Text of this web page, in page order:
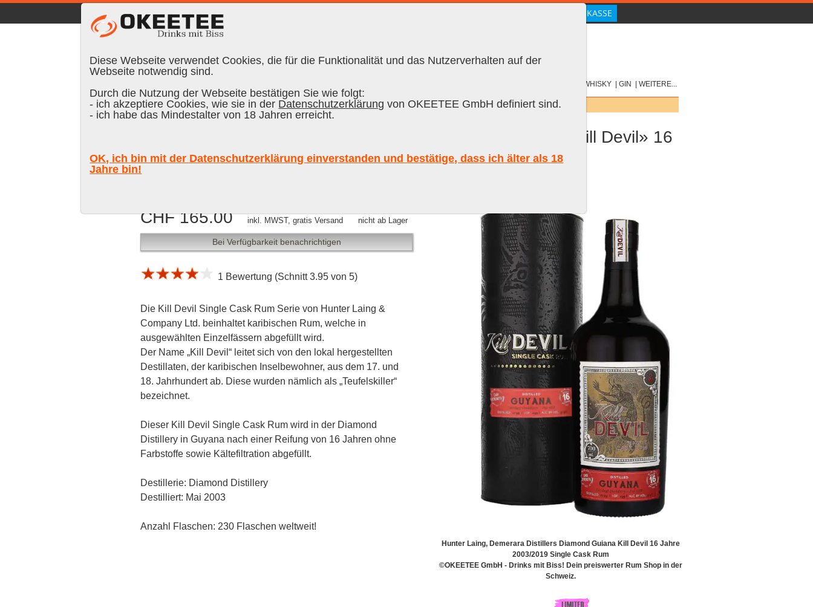
☰ |DE FR EN|Anmelden
WHISKY GIN WEITERE...
Suchen:
Hunter Laing, Demerara Distillers Diamond Guiana «Kill Devil» 16
Years Old 2003/2019 Single Cask Rum, 70 cl, 59.9 % Vol.
CHF 165.00 inkl. MWST, gratis Versand nicht ab Lager
Bei Verfügbarkeit benachrichtigen
1 Bewertung (Schnitt 3.95 von 5)
Die Kill Devil Single Cask Rum Serie von Hunter Laing &
Company Ltd. beinhaltet karibischen Rum, welche in
ausgewählten Einzelfässern abgefüllt wird.
Der Name „Kill Devil“ leitet sich von den lokal hergestellten
Destillaten, der karibischen Inselbewohner, aus dem 17. und
18. Jahrhundert ab. Diese wurden nämlich als „Teufelskiller“
bezeichnet.
Dieser Kill Devil Single Cask Rum wird in der Diamond
Distillery in Guyana nach einer Reifung von 16 Jahren ohne
Farbstoffe sowie Kältefiltration abgefüllt.
Destillerie: Diamond Distillery
Destilliert: Mai 2003
Anzahl Flaschen: 230 Flaschen weltweit!
Hunter Laing, Demerara Distillers Diamond Guiana Kill Devil 16 Jahre
2003/2019 Single Cask Rum
©OKEETEE GmbH - Drinks mit Biss! Dein preiswerter Rum Shop in der
Schweiz.
Diese Webseite verwendet Cookies, die für die Funktionalität und das Nutzerverhalten auf der
Webseite notwendig sind.
Durch die Nutzung der Webseite bestätigen Sie wie folgt:
- ich akzeptiere Cookies, wie sie in der Datenschutzerklärung von OKEETEE GmbH definiert sind.
- ich habe das Mindestalter von 18 Jahren erreicht.
OK, ich bin mit der Datenschutzerklärung einverstanden und bestätige, dass ich älter als 18
Jahre bin!